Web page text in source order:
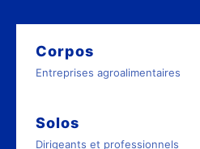
Corpos
Entreprises agroalimentaires
Solos
Dirigeants et professionnels